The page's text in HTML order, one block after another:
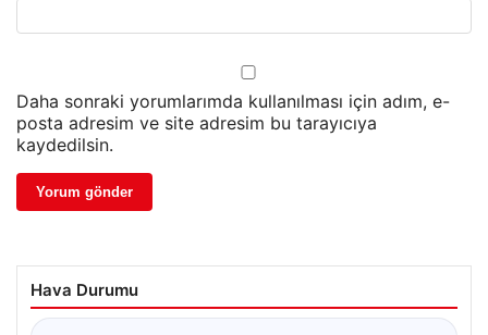
Daha sonraki yorumlarımda kullanılması için adım, e-
posta adresim ve site adresim bu tarayıcıya
kaydedilsin.
Hava Durumu